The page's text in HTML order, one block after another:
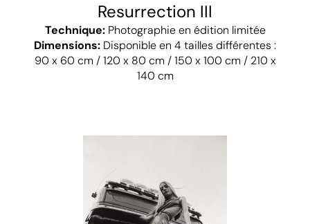
Resurrection III
Technique:Photographie en édition limitée
Dimensions: Disponible en 4 tailles différentes :
90 x 60 cm / 120 x 80 cm / 150 x 100 cm / 210 x
140 cm